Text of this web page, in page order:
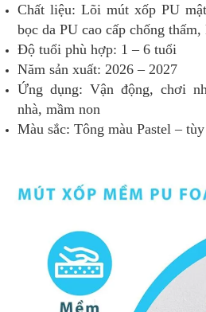
Chất liệu: Lõi mút xốp PU
bọc da PU cao cấp chống
Độ tuổi phù hợp: 1 – 6 tuổi
Năm sản xuất: 2026 – 2027
Ứng dụng: Vận động, chơi
nhà, mầm non
Màu sắc: Tông màu Pastel –